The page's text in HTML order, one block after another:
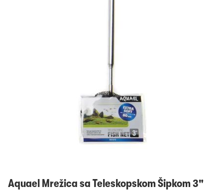
Aquael Mrežica sa Teleskopskom Šipkom 3"